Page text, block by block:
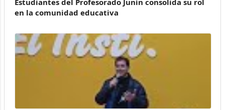
en la comunidad educativa